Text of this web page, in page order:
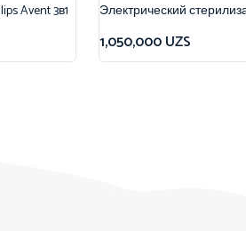
Avent 3в1 Электрический
1,050,000UZS